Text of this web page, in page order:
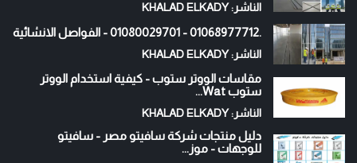
الناشر: KHALAD ELKADY
.01068977712 - 01080029701 - الفواصل الانشائية
الناشر: KHALAD ELKADY
مقاسات الووتر ستوب - كيفية استخدام الووتر
ستوب Wat...
الناشر: KHALAD ELKADY
دليل منتجات شركة سافيتو مصر - سافيتو
للوجهات - موز...